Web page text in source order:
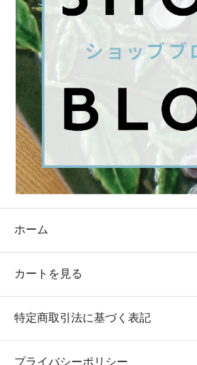
ホーム
カートを見る
特定商取引法に基づく表記
プライバシーポリシー